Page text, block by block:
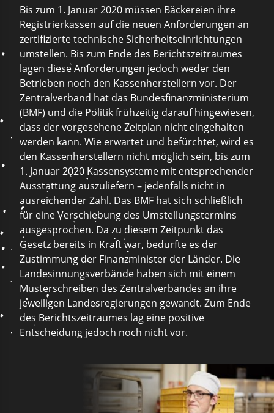
Bis zum 1. Januar 2020 müssen Bäckereien ihre
Registrierkassen auf die neuen Anforderungen an
zertifizierte technische Sicherheitseinrichtungen
umstellen. Bis zum Ende des Berichtszeitraumes
lagen diese Anforderungen jedoch weder den
Betrieben noch den Kassenherstellern vor. Der
Zentralverband hat das Bundesfinanzministerium
(BMF) und die Politik frühzeitig darauf hingewiesen,
dass der vorgesehene Zeitplan nicht eingehalten
werden kann. Wie erwartet und befürchtet, wird es
den Kassenherstellern nicht möglich sein, bis zum
1. Januar 2020 Kassensysteme mit entsprechender
Ausstattung auszuliefern – jedenfalls nicht in
ausreichender Zahl. Das BMF hat sich schließlich
für eine Verschiebung des Umstellungstermins
ausgesprochen. Da zu diesem Zeitpunkt das
Gesetz bereits in Kraft war, bedurfte es der
Zustimmung der Finanzminister der Länder. Die
Landesinnungsverbände haben sich mit einem
Musterschreiben des Zentralverbandes an ihre
jeweiligen Landesregierungen gewandt. Zum Ende
des Berichtszeitraumes lag eine positive
Entscheidung jedoch noch nicht vor.